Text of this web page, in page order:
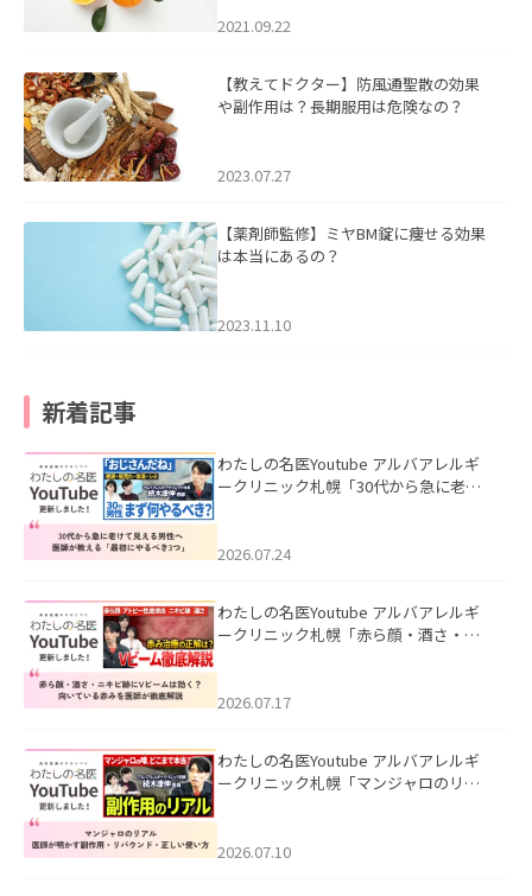
2021.09.22
【教えてドクター】防風通聖散の効果
や副作用は？長期服用は危険なの？
2023.07.27
【薬剤師監修】ミヤBM錠に痩せる効果
は本当にあるの？
2023.11.10
新着記事
わたしの名医Youtube アルバアレルギ
ークリニック札幌「30代から急に老け
た。
2026.07.24
わたしの名医Youtube アルバアレルギ
ークリニック札幌「赤ら顔・酒さ・ニ
した。
2026.07.17
わたしの名医Youtube アルバアレルギ
ークリニック札幌「マンジャロのリア
た。
2026.07.10